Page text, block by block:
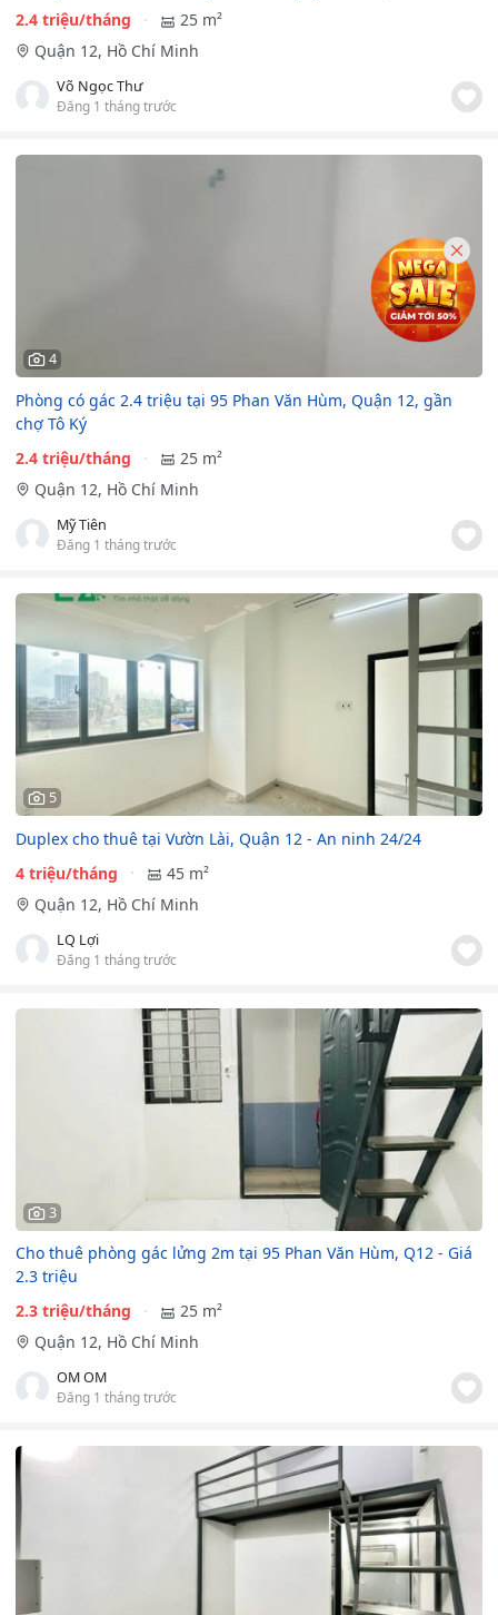
2.4 triệu/tháng
25 m²
Quận 12, Hồ Chí Minh
Võ Ngọc Thư
Đăng 1 tháng trước
4
Phòng có gác 2.4 triệu tại 95 Phan Văn Hùm, Quận 12, gần
chợ Tô Ký
2.4 triệu/tháng
25 m²
Quận 12, Hồ Chí Minh
Mỹ Tiên
Đăng 1 tháng trước
5
Duplex cho thuê tại Vườn Lài, Quận 12 - An ninh 24/24
4 triệu/tháng
45 m²
Quận 12, Hồ Chí Minh
LQ Lợi
Đăng 1 tháng trước
3
Cho thuê phòng gác lửng 2m tại 95 Phan Văn Hùm, Q12 - Giá
2.3 triệu
2.3 triệu/tháng
25 m²
Quận 12, Hồ Chí Minh
OM OM
Đăng 1 tháng trước